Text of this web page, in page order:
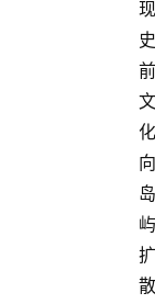
现
史
前
文
化
向
岛
屿
扩
散